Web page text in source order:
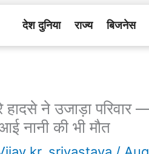
देश दुनिया राज्य बिजनेस
हादसे ने उजाड़ा
नानी की भी मौत